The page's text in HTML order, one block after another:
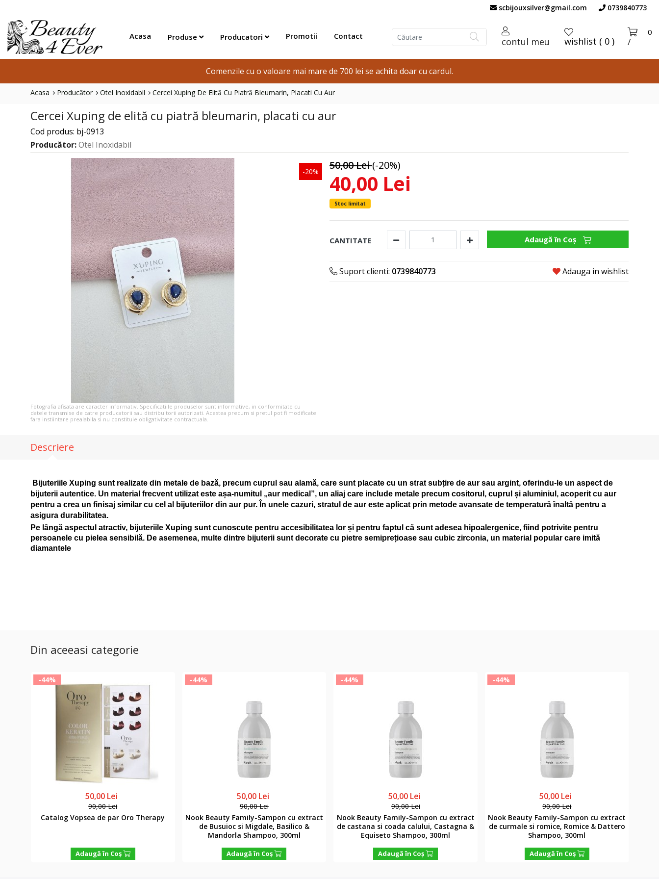
scbijouxsilver@gmail.com 0739840773
Acasa Produse Producatori Promotii Contact
contul meu wishlist ( 0 ) /
0
Comenzile cu o valoare mai mare de 700 lei se achita doar cu cardul.
Acasa Producător Otel Inoxidabil Cercei Xuping De Elită Cu Piatră Bleumarin, Placati Cu Aur
Cercei Xuping de elită cu piatră bleumarin, placati cu aur
Cod produs: bj-0913
Producător:Otel Inoxidabil
-20%
Fotografia afisata are caracter informativ. Specificatiile produselor sunt informative, in conformitate cu
datele transmise de catre producatorii sau distribuitorii autorizati. Acestea precum si pretul pot fi modificate
fara instiintare prealabila si nu constituie obligativitate contractuala.
50,00 Lei (-20%)
40,00 Lei
Stoc limitat
CANTITATE Adaugă în Coş
Suport clienti: 0739840773 Adauga in wishlist
Descriere
Bijuteriile Xuping sunt realizate din metale de bază, precum cuprul sau alamă, care sunt placate cu un strat subțire de aur sau argint, oferindu-le un aspect de
bijuterii autentice. Un material frecvent utilizat este așa-numitul „aur medical”, un aliaj care include metale precum cositorul, cuprul și aluminiul, acoperit cu aur
pentru a crea un finisaj similar cu cel al bijuteriilor din aur pur. În unele cazuri, stratul de aur este aplicat prin metode avansate de temperatură înaltă pentru a
asigura durabilitatea.
Pe lângă aspectul atractiv, bijuteriile Xuping sunt cunoscute pentru accesibilitatea lor și pentru faptul că sunt adesea hipoalergenice, fiind potrivite pentru
persoanele cu pielea sensibilă. De asemenea, multe dintre bijuterii sunt decorate cu pietre semiprețioase sau cubic zirconia, un material popular care imită
diamantele
Din aceeasi categorie
-44%
50,00 Lei
90,00 Lei
Catalog Vopsea de par Oro Therapy
Adaugă în Coş
-44%
50,00 Lei
90,00 Lei
Nook Beauty Family-Sampon cu extract
de Busuioc si Migdale, Basilico &
Mandorla Shampoo, 300ml
Adaugă în Coş
-44%
50,00 Lei
90,00 Lei
Nook Beauty Family-Sampon cu extract
de castana si coada calului, Castagna &
Equiseto Shampoo, 300ml
Adaugă în Coş
-44%
50,00 Lei
90,00 Lei
Nook Beauty Family-Sampon cu extract
de curmale si romice, Romice & Dattero
Shampoo, 300ml
Adaugă în Coş